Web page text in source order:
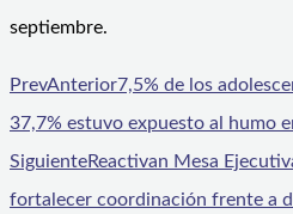
septiembre.
PrevAnterior7,5% de los
37,7% estuvo expuesto al humo
SiguienteReactivan Mesa
fortalecer coordinación frente a